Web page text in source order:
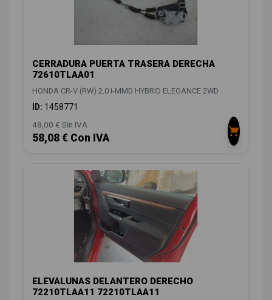
CERRADURA PUERTA TRASERA DERECHA
72610TLAA01
HONDA CR-V (RW) 2.0 I-MMD HYBRID ELEGANCE 2WD
ID: 1458771
48,00 € Sin IVA
58,08 € Con IVA
ELEVALUNAS DELANTERO DERECHO
72210TLAA11 72210TLAA11